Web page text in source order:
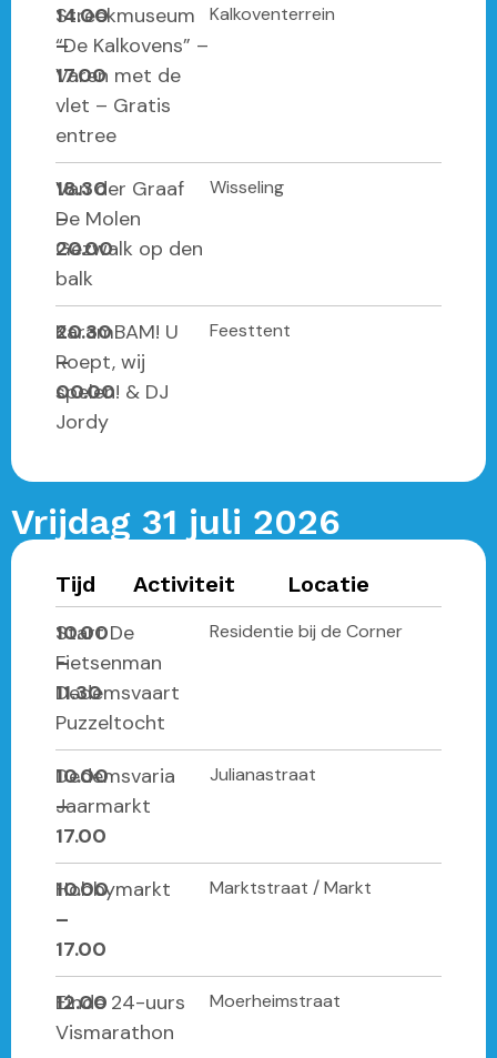
14.00
–
17.00
Streekmuseum
“De Kalkovens” –
Varen met de
vlet – Gratis
entree
Kalkoventerrein
18.30
–
20.00
Van der Graaf
De Molen
Gezwalk op den
balk
Wisseling
20.30
–
00.00
KaramBAM! U
Roept, wij
spelen! & DJ
Jordy
Feesttent
Vrijdag 31 juli 2026
Tijd Activiteit
Locatie
10.00
–
11.30
Start De
Fietsenman
Dedemsvaart
Puzzeltocht
Residentie bij de Corner
10.00
–
17.00
Dedemsvaria
Jaarmarkt
Julianastraat
10.00
–
17.00
Hobbymarkt Marktstraat / Markt
12.00
Einde 24-uurs
Vismarathon
Moerheimstraat